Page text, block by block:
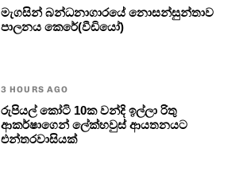
මැගසින් බන්ධනාගාරයේ නොසන්සුන්තාව
පාලනය කෙරේ(වීඩියෝ)
3 HOURS AGO
රුපියල් කෝටි 10ක වන්දි ඉල්ලා රිතු
ආකර්ෂාගෙන් ලේක්හවුස් ආයතනයට
එන්තරවාසියක්